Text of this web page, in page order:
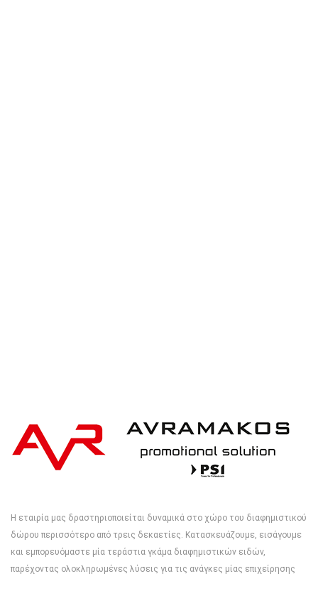
Η εταιρία μας δραστηριοποιείται δυναμικά στο χώρο του διαφημιστικού
δώρου περισσότερο από τρεις δεκαετίες. Κατασκευάζουμε, εισάγουμε
και εμπορευόμαστε μία τεράστια γκάμα διαφημιστικών ειδών,
παρέχοντας ολοκληρωμένες λύσεις για τις ανάγκες μίας επιχείρησης